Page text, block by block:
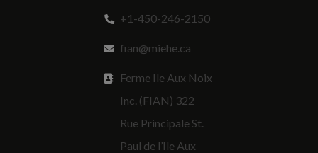
+1-450-246-2150
fian@miehe.ca
Ferme Ile Aux Noix
Inc. (FIAN) 322
Rue Principale St.
Paul de l’Ile Aux